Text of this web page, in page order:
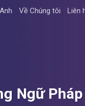
Về Chúng tôi Liên
Ngữ